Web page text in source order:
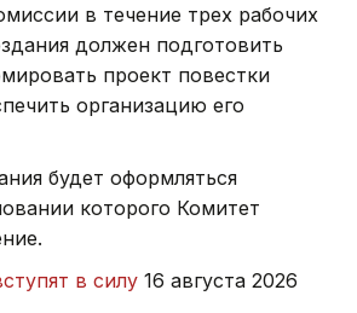
в течение трех рабочих
должен подготовить
проект повестки
организацию его
будет оформляться
которого Комитет
в силу 16 августа 2026